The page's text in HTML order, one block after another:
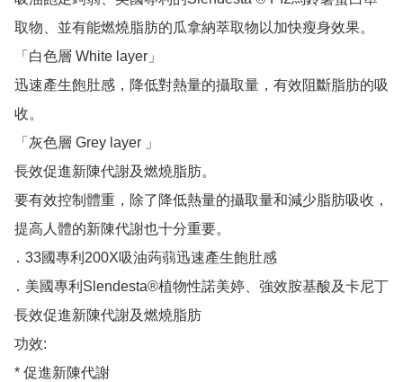
取物、並有能燃燒脂肪的瓜拿納萃取物以加快瘦身效果。
「白色層 White layer」
迅速產生飽肚感，降低對熱量的攝取量，有效阻斷脂肪的吸
收。
「灰色層 Grey layer 」
長效促進新陳代謝及燃燒脂肪。
要有效控制體重，除了降低熱量的攝取量和減少脂肪吸收，
提高人體的新陳代謝也十分重要。
․ 33國專利200X吸油蒟蒻迅速產生飽肚感
․ 美國專利Slendesta®植物性諾美婷、強效胺基酸及卡尼丁
長效促進新陳代謝及燃燒脂肪
功效:
* 促進新陳代謝